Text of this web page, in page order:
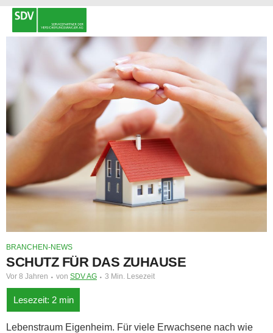
BRANCHEN-NEWS
SCHUTZ FÜR DAS ZUHAUSE
Vor 8 Jahren von SDV AG 3 Min. Lesezeit
Lebenstraum Eigenheim. Für viele Erwachsene nach wie